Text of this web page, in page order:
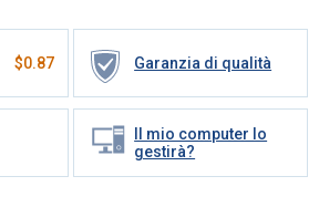
$0.87 Garanzia di qualità
Il mio computer lo
gestirà?